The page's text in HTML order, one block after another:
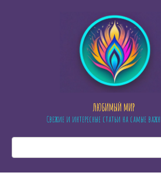
ЛЮБИМЫЙ МИР
Свежие и интересные статьи на самые